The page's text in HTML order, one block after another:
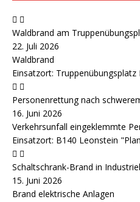
Waldbrand am
22. Juli 2026
Waldbrand
Einsatzort: Truppenübungsplatz
Personenrettung nach
16. Juni 2026
Verkehrsunfall eingeklemmte
Einsatzort: B140 Leonstein
Schaltschrank-Brand in
15. Juni 2026
Brand elektrische Anlagen